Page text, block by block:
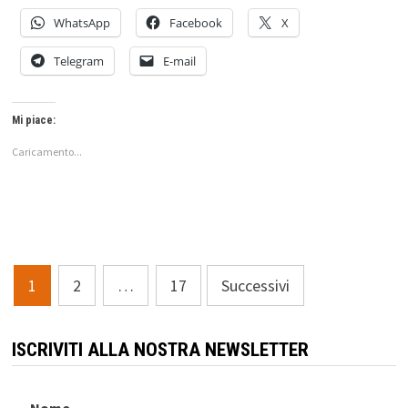
WhatsApp Facebook X
Telegram E-mail
Mi piace:
Caricamento...
Paginazione
degli
articoli
1 2 … 17 Successivi
ISCRIVITI ALLA NOSTRA NEWSLETTER